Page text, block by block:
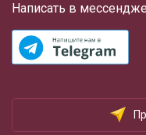
Написать в